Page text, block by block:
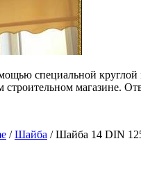
специальной
магазине.
/Шайба / Шайба 14 DIN